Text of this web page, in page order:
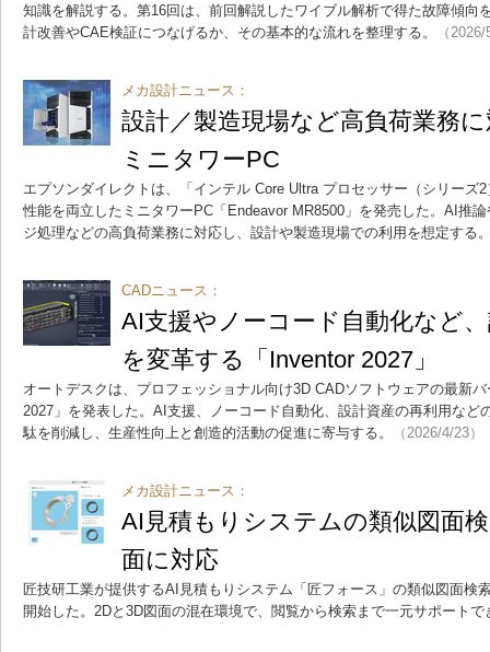
知識を解説する。第16回は、前回解説したワイブル解析で得た故障傾向
計改善やCAE検証につなげるか、その基本的な流れを整理する。
（
メカ設計ニュース：
設計／製造現場など高負荷業務
ミニタワーPC
エプソンダイレクトは、「インテル Core Ultra プロセッサー（シリーズ
性能を両立したミニタワーPC「Endeavor MR8500」を発売した。AI推
ジ処理などの高負荷業務に対応し、設計や製造現場での利用を想定する
CADニュース：
AI支援やノーコード自動化など
を変革する「Inventor 2027」
オートデスクは、プロフェッショナル向け3D CADソフトウェアの最新
2027」を発表した。AI支援、ノーコード自動化、設計資産の再利用など
駄を削減し、生産性向上と創造的活動の促進に寄与する。
（2026/4/23）
メカ設計ニュース：
AI見積もりシステムの類似図面
面に対応
匠技研工業が提供するAI見積もりシステム「匠フォース」の類似図面検
開始した。2Dと3D図面の混在環境で、閲覧から検索まで一元サポートで